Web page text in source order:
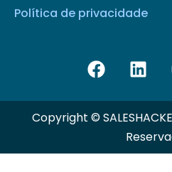
Política de privacidade
Copyright ©